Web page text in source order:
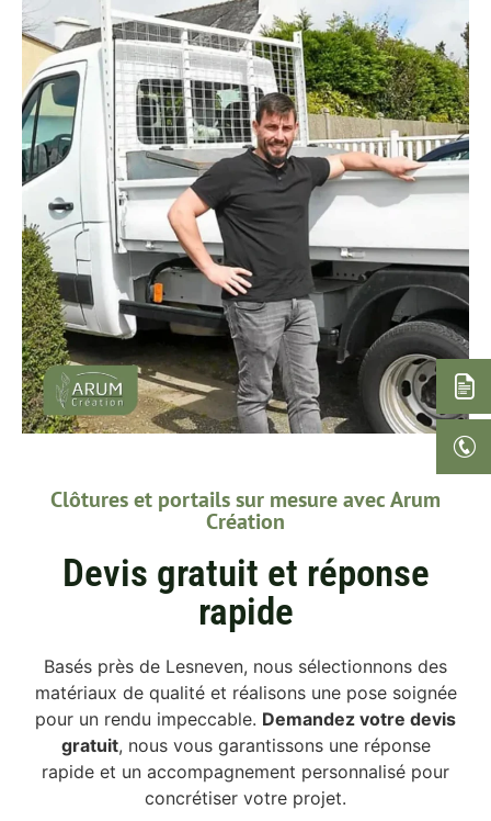
Clôtures et portails sur mesure avec Arum
Création
Devis gratuit et réponse
rapide
Basés près de Lesneven, nous sélectionnons des
matériaux de qualité et réalisons une pose soignée
pour un rendu impeccable. Demandez votre devis
gratuit, nous vous garantissons une réponse
rapide et un accompagnement personnalisé pour
concrétiser votre projet.